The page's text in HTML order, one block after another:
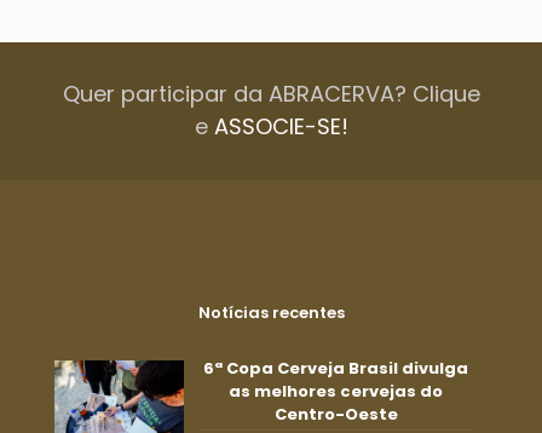
Quer participar da ABRACERVA? Clique
e ASSOCIE-SE!
Notícias recentes
6ª Copa Cerveja Brasil divulga
as melhores cervejas do
Centro-Oeste